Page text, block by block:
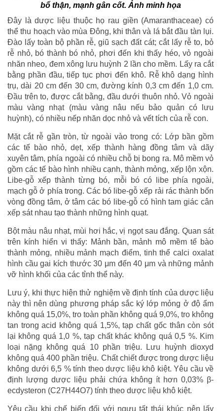
bổ thận, mạnh gân cốt. Ảnh minh họa
Đây là dược liệu thuộc họ rau giền (Amaranthaceae) có
thể thu hoạch vào mùa Đông, khi thân và lá bắt đầu tàn lụi.
Đào lấy toàn bộ phần rễ, giũ sạch đất cát; cắt lấy rễ to, bỏ
rễ nhỏ, bó thành bó nhỏ, phơi đến khi thấy héo, vỏ ngoài
nhăn nheo, đem xông lưu huỳnh 2 lần cho mềm. Lấy ra cắt
bằng phần đầu, tiếp tục phơi đến khô. Rễ khô dạng hình
trụ, dài 20 cm đến 30 cm, đường kính 0,3 cm đến 1,0 cm.
Đầu trên to, được cắt bằng, đầu dưới thuôn nhỏ. Vỏ ngoài
màu vàng nhạt (màu vàng nâu nếu bảo quản có lưu
huỳnh), có nhiều nếp nhăn dọc nhỏ và vết tích của rễ con.
Mặt cắt rễ gần tròn, từ ngoài vào trong có: Lớp bần gồm
các tế bào nhỏ, dẹt, xếp thành hàng đồng tâm và dãy
xuyên tâm, phía ngoài có nhiều chỗ bị bong ra. Mô mềm vỏ
gồm các tế bào hình nhiều cạnh, thành mỏng, xếp lộn xộn.
Libe-gỗ xếp thành từng bó, mỗi bó có libe phía ngoài,
mạch gỗ ở phía trong. Các bó libe-gỗ xếp rải rác thành bốn
vòng đồng tâm, ở tâm các bó libe-gỗ có hình tam giác cân
xếp sát nhau tạo thành những hình quạt.
Bột màu nâu nhạt, mùi hơi hắc, vị ngọt sau đắng. Quan sát
trên kính hiển vi thấy: Mảnh bần, mảnh mô mềm tế bào
thành mỏng, nhiều mảnh mạch điểm, tinh thể calci oxalat
hình cầu gai kích thước 30 μm đến 40 μm và những mảnh
vỡ hình khối của các tỉnh thể này.
Lưu ý, khi thực hiện thử nghiệm về định tính của dược liệu
này thì nên dùng phương pháp sắc ký lớp mỏng ở độ ẩm
không quá 15,0%, tro toàn phần không quá 9,0%, tro không
tan trong acid không quá 1,5%, tạp chất gốc thân còn sót
lại không quá 1,0 %, tạp chất khác không quá 0,5 %. Kim
loại nặng không quá 10 phần triệu. Lưu huỳnh dioxyd
không quá 400 phần triệu. Chất chiết được trong dược liệu
không dưới 6,5 % tính theo dược liệu khô kiệt. Yêu cầu về
định lượng dược liệu phải chứa không ít hơn 0,03% β-
ecdysteron (C27H44O7) tính theo dược liệu khô kiệt.
Yêu cầu khi chế biến đối với ngưu tất thái khúc nên lấy